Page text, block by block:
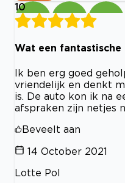
10
Wat een
Ik ben erg goed
vriendelijk en denkt
is. De auto kon ik na
afspraken zijn netjes
Beveelt aan
14 October 2021
Lotte Pol